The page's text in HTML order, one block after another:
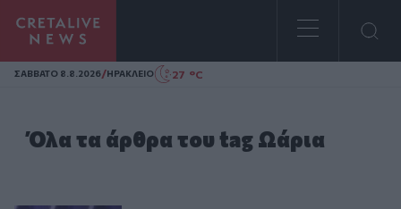
Homepage
ΣAΒΒΑΤΟ 8.8.2026/ΗΡΑΚΛΕΙΟ 27 °C
Όλα τα άρθρα του tag Ωάρια